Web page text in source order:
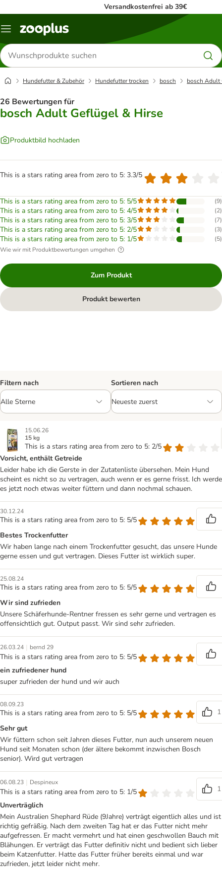
Versandkostenfrei ab 39€
Menü
Produkte
suchen
Hundefutter & Zubehör Hundefutter trocken bosch bosch Adult
26 Bewertungen für
bosch Adult Geflügel & Hirse
Produktbild hochladen
This is a stars rating area from zero to 5: 3.3/5
This is a stars rating area from zero to 5: 5/5 (9)
This is a stars rating area from zero to 5: 4/5 (2)
This is a stars rating area from zero to 5: 3/5 (7)
This is a stars rating area from zero to 5: 2/5 (3)
This is a stars rating area from zero to 5: 1/5 (5)
Wie wir mit Produktbewertungen umgehen
Zum Produkt
Produkt bewerten
Filtern nach Sortieren nach
15.06.26
15 kg
This is a stars rating area from zero to 5: 2/5
Vorsicht, enthält Getreide
Leider habe ich die Gerste in der Zutatenliste übersehen. Mein Hund
scheint es nicht so zu vertragen, auch wenn er es gerne frisst. Ich werde
es jetzt noch etwas weiter füttern und dann nochmal schauen.
30.12.24
This is a stars rating area from zero to 5: 5/5
Bestes Trockenfutter
Wir haben lange nach einem Trockenfutter gesucht, das unsere Hunde
gerne essen und gut vertragen. Dieses Futter ist wirklich super.
25.08.24
This is a stars rating area from zero to 5: 5/5
Wir sind zufrieden
Unsere Schäferhunde-Rentner fressen es sehr gerne und vertragen es
offensichtlich gut. Output passt. Wir sind sehr zufrieden.
26.03.24 | bernd 29
This is a stars rating area from zero to 5: 5/5
ein zufriedener hund
super zufrieden der hund und wir auch
08.09.23
This is a stars rating area from zero to 5: 5/5
1
Sehr gut
Wir füttern schon seit Jahren dieses Futter, nun auch unserem neuen
Hund seit Monaten schon (der ältere bekommt inzwischen Bosch
senior). Wird gut vertragen
06.08.23 | Despineux
This is a stars rating area from zero to 5: 1/5
1
Unverträglich
Mein Australien Shephard Rüde (9Jahre) verträgt eigentlich alles und ist
richtig gefräßig. Nach dem zweiten Tag hat er das Futter nicht mehr
aufgefressen. Er macht vermehrt und hat einen geschwollen Bauch mit
Blähungen. Er verträgt das Futter definitiv nicht und bedient sich lieber
beim Katzenfutter. Hatte das Futter früher bereits einmal und war
zufrieden, jetzt leider nicht mehr.